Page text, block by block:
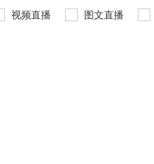
视频直播 图文直播